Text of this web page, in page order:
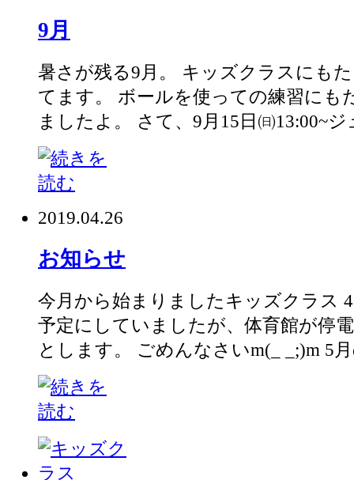
9月
暑さが残る9月。 キッズクラスにも
てます。 ボールを使っての練習にも
ましたよ。 さて、9月15日㈰13:00~
2019.04.26
お知らせ
今月から始まりましたキッズクラス
予定にしていましたが、体育館が停
とします。 ごめんなさいm(_ _;)m 5